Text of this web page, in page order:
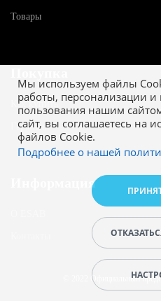
Мы используем файлы
работы, персонализации
пользования нашим
сайт, вы соглашаетесь на
файлов Cookie.
Подробнее о нашей
Товары
Как купить
Гарантия
Информация
© 2022 Официальный